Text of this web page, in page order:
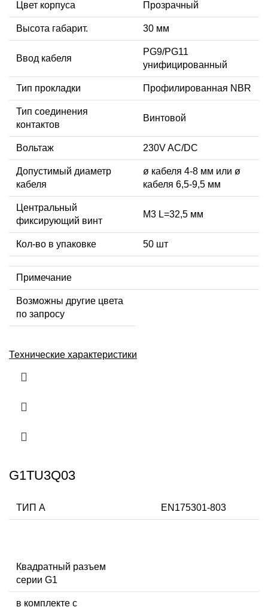
Цвет корпуса Прозрачный
Высота габарит. 30 мм
Ввод кабеля
PG9/PG11
унифицированный
Тип прокладки Профилированная NBR
Тип соединения
контактов
Винтовой
Вольтаж 230V AC/DC
Допустимый диаметр
кабеля
ø кабеля 4-8 мм или ø
кабеля 6,5-9,5 мм
Центральный
фиксирующий винт
М3 L=32,5 мм
Кол-во в упаковке 50 шт
Примечание
Возможны другие цвета
по запросу
Технические характеристики
G1TU3Q03
ТИП А EN175301-803
Квадратный разъем
серии G1
в комплекте с